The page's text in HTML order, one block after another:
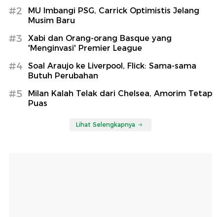
#2
MU Imbangi PSG, Carrick Optimistis Jelang
Musim Baru
#3
Xabi dan Orang-orang Basque yang
'Menginvasi' Premier League
#4
Soal Araujo ke Liverpool, Flick: Sama-sama
Butuh Perubahan
#5
Milan Kalah Telak dari Chelsea, Amorim Tetap
Puas
Lihat Selengkapnya